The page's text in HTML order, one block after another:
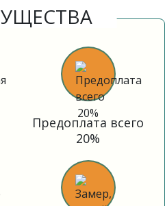
Предоплата всего
20%